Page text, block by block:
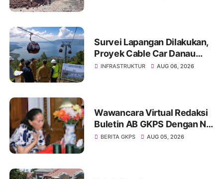
Survei Lapangan Dilakukan,
Proyek Cable Car Danau
Toba Masih Terkendala
INFRASTRUKTUR AUG 06, 2026
Wawancara Virtual Redaksi
Buletin AB GKPS Dengan Ny
St RK Purba Pakpak Boru
BERITA GKPS AUG 05, 2026